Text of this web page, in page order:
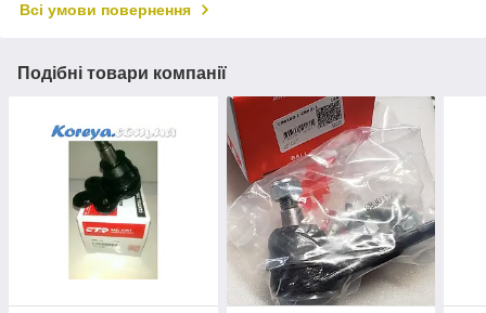
Всі умови повернення
Подібні товари компанії